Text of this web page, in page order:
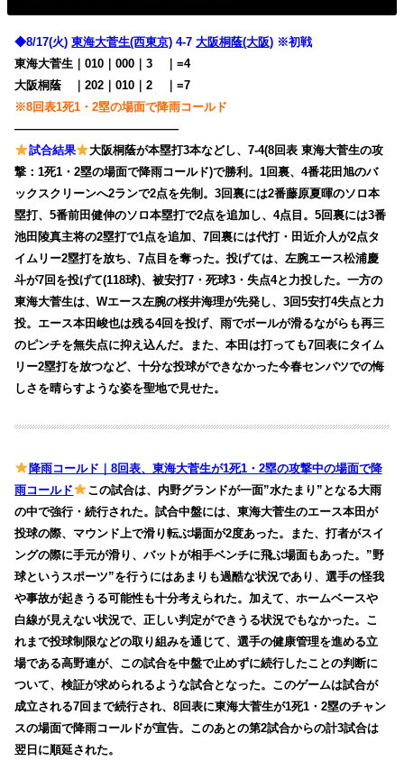
◆8/17(火)東海大菅生(西東京) 4-7大阪桐蔭(大阪) ※初戦
東海大菅生｜010｜000｜3
｜=4
大阪桐蔭
｜202｜010｜2
｜=7
※8回表1死1・2塁の場面で降雨コールド
——————————————
試合結果
大阪桐蔭が本塁打3本などし、7-4(8回表 東海大菅生の攻
撃：1死1・2塁の場面で降雨コールド)で勝利。1回裏、4番花田旭のバ
ックスクリーンへ2ランで2点を先制。3回裏には2番藤原夏暉のソロ本
塁打、5番前田健伸のソロ本塁打で2点を追加し、4点目。5回裏には3番
池田陵真主将の2塁打で1点を追加、7回裏には代打・田近介人が2点タ
イムリー2塁打を放ち、7点目を奪った。投げては、左腕エース松浦慶
斗が7回を投げて(118球)、被安打7・死球3・失点4と力投した。一方の
東海大菅生は、Wエース左腕の桜井海理が先発し、3回5安打4失点と力
投。エース本田峻也は残る4回を投げ、雨でボールが滑るながらも再三
のピンチを無失点に抑え込んだ。また、本田は打っても7回表にタイム
リー2塁打を放つなど、十分な投球ができなかった今春センバツでの悔
しさを晴らすような姿を聖地で見せた。
降雨コールド｜8回表、東海大菅生が1死1・2塁の攻撃中の場面で降
雨コールド
この試合は、内野グランドが一面”水たまり”となる大雨
の中で強行・続行された。試合中盤には、東海大菅生のエース本田が
投球の際、マウンド上で滑り転ぶ場面が2度あった。また、打者がスイ
ングの際に手元が滑り、バットが相手ベンチに飛ぶ場面もあった。”野
球というスポーツ”を行うにはあまりも過酷な状況であり、選手の怪我
や事故が起きうる可能性も十分考えられた。加えて、ホームベースや
白線が見えない状況で、正しい判定ができうる状況でもなかった。こ
れまで投球制限などの取り組みを通じて、選手の健康管理を進める立
場である高野連が、この試合を中盤で止めずに続行したことの判断に
ついて、検証が求められるような試合となった。このゲームは試合が
成立される7回まで続行され、8回表に東海大菅生が1死1・2塁のチャン
スの場面で降雨コールドが宣告。このあとの第2試合からの計3試合は
翌日に順延された。